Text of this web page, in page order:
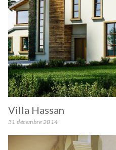
Villa Hassan
31 décembre 2014